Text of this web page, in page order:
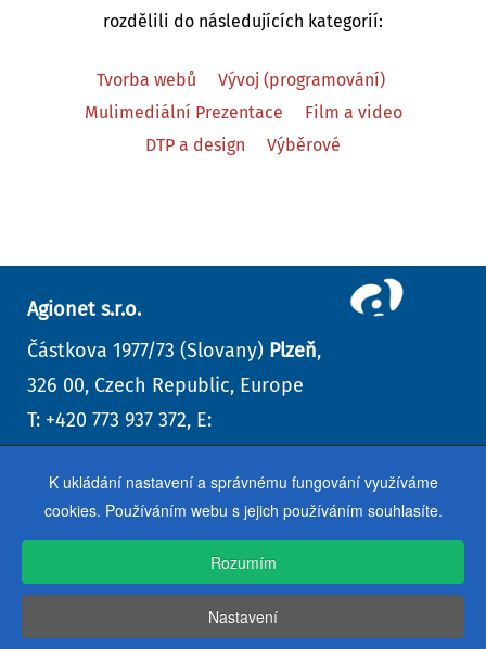
rozdělili do následujících kategorií:
Tvorba webů
Vývoj (programování)
Mulimediální Prezentace
Film a video
DTP a design
Výběrové
Agionet s.r.o.
Částkova 1977/73 (Slovany) Plzeň,
326 00, Czech Republic, Europe
T: +420 773 937 372, E:
Kontaktní formulář , další kontakty
Agionet s.r.o. © 1999–2026| webdesign studio, Plzeň
K ukládání nastavení a správnému fungování využíváme
cookies. Používáním webu s jejich používáním souhlasíte.
Rozumím
Nastavení